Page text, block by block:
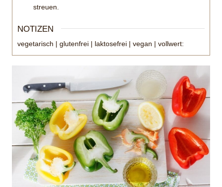
streuen.
NOTIZEN
vegetarisch | glutenfrei | laktosefrei | vegan | vollwert: